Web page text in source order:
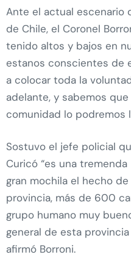
Ante el actual escenario
de Chile, el Coronel
tenido altos y bajos en
estanos conscientes de
a colocar toda la
adelante, y sabemos
comunidad lo podremos
Sostuvo el jefe policial
Curicó “es una
gran mochila el hecho
provincia, más de 600
grupo humano muy
general de esta
afirmó Borroni.